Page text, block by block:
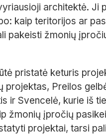
architektė. Ji
kaip teritorijos ar
pakeisti žmonių
pristatė keturis
projektas, Preilos
ir Svencelė, kurie iš
žmonių įpročių
projektai, tarsi